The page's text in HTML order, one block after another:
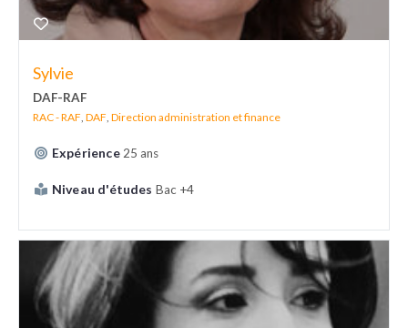
Sylvie
DAF-RAF
RAC - RAF, DAF, Direction administration et finance
Expérience 25 ans
Niveau d'études Bac +4